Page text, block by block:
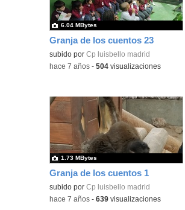
Granja de los cuentos 23
subido porCp luisbello madrid
6.04 MBytes
-hace 7 años -504 visualizaciones
Granja de los cuentos 1
subido porCp luisbello madrid
1.73 MBytes
-hace 7 años -639 visualizaciones